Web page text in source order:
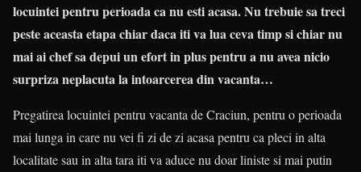
locuintei pentru perioada ca nu esti acasa. Nu trebuie sa treci
peste aceasta etapa chiar daca iti va lua ceva timp si chiar nu
mai ai chef sa depui un efort in plus pentru a nu avea nicio
surpriza neplacuta la intoarcerea din vacanta…
Pregatirea locuintei pentru vacanta de Craciun, pentru o perioada
mai lunga in care nu vei fi zi de zi acasa pentru ca pleci in alta
localitate sau in alta tara iti va aduce nu doar liniste si mai putin